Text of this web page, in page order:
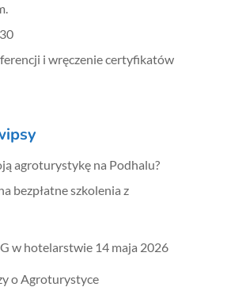
i wręczenie certyfikatów
agroturystykę na Podhalu?
bezpłatne szkolenia z
w hotelarstwie 14 maja 2026
o Agroturystyce